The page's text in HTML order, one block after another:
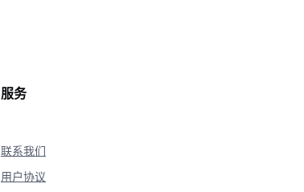
服务
联系我们
用户协议